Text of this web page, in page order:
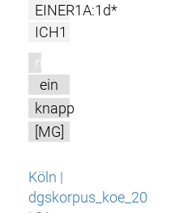
EINER1A:1d*
ICH1
m
ein
knapp
[MG]
Köln |
dgskorpus_koe_20